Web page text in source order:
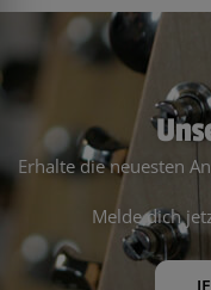
Erhalte die neuesten
Melde dich